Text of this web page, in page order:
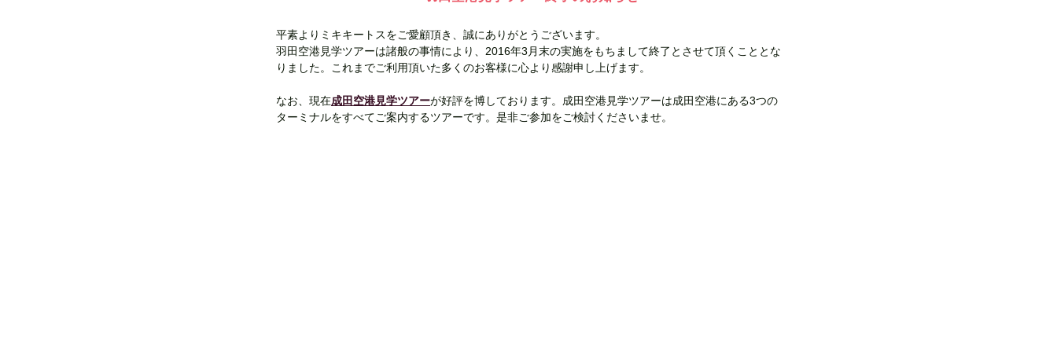
平素よりミキキートスをご愛顧頂き、誠にありがとうございます。
羽田空港見学ツアーは諸般の事情により、2016年3月末の実施をもちまして終了とさせて頂くこととな
りました。
これまでご利用頂いた多くのお客様に心より感謝申し上げます。
なお、現在成田空港見学ツアーが好評を博しております。 成田空港見学ツアーは成田空港にある3つの
ターミナルをすべてご案内するツアーです。 是非ご参加をご検討くださいませ。